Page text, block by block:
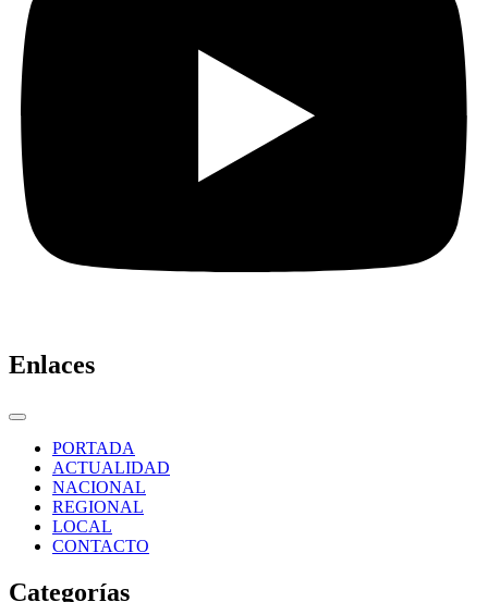
Enlaces
PORTADA
ACTUALIDAD
NACIONAL
REGIONAL
LOCAL
CONTACTO
Categorías